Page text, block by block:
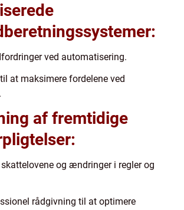
ved automatisering.
at maksimere fordelene ved
af fremtidige
og ændringer i regler og
rådgivning til at optimere